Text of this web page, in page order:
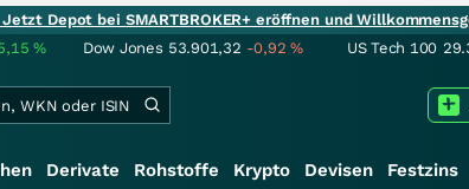
Depot bei SMARTBROKER+ eröffnen und
% Dow Jones 53.901,32 -0,92% US Tech 100
Derivate Rohstoffe Krypto Devisen Festzins